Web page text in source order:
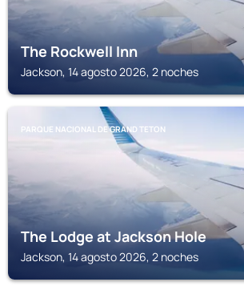
The Rockwell Inn
Jackson, 14 agosto 2026, 2 noches
PARQUE NACIONAL DE GRAND TETON
The Lodge at Jackson Hole
Jackson, 14 agosto 2026, 2 noches